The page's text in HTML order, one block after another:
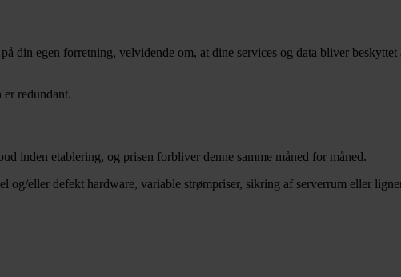
din egen forretning, velvidende om, at dine services og data bliver
redundant.
inden etablering, og prisen forbliver denne samme måned for måned.
og/eller defekt hardware, variable strømpriser, sikring af serverrum eller